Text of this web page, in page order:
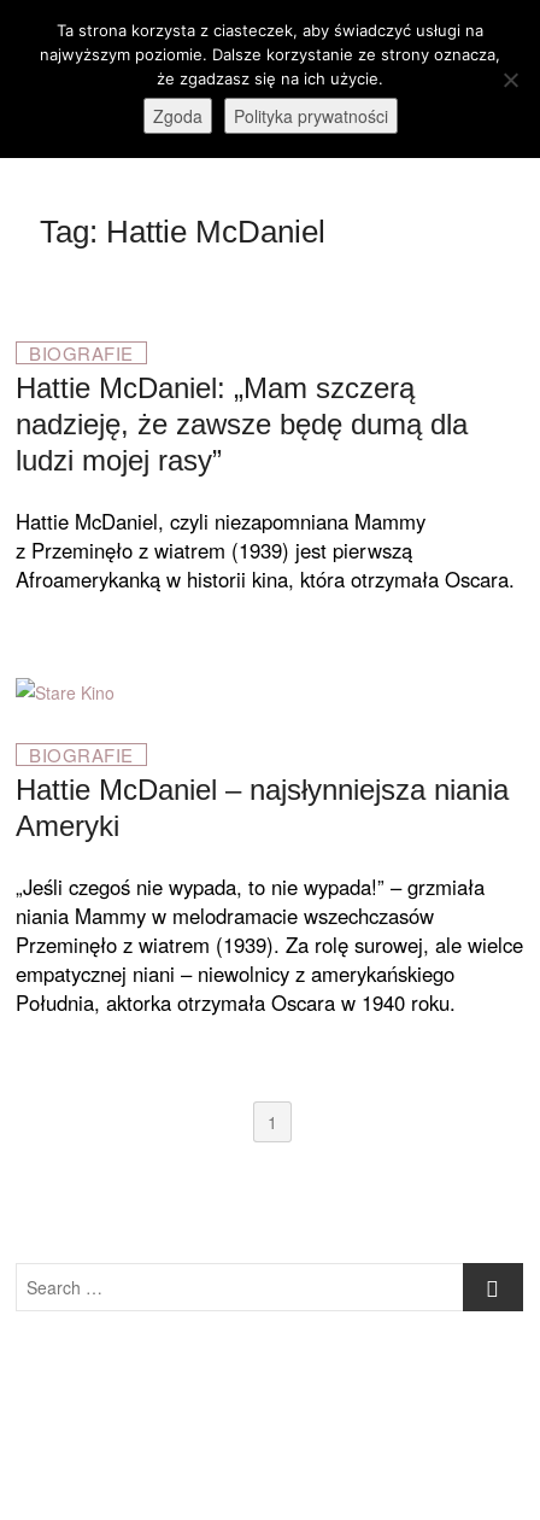
Otwórz pasek narzędzi
stare-kino.pl
ZAPRASZAMY
M
e
B
Tag: Hattie McDaniel
BIOGRAFIE
Hattie McDaniel: „Mam szczerą
nadzieję, że zawsze będę dumą dla
ludzi mojej rasy”
Hattie McDaniel, czyli niezapomniana Mammy
z Przeminęło z wiatrem (1939) jest pierwszą
Afroamerykanką w historii kina, która otrzymała Oscara.
BIOGRAFIE
Hattie McDaniel – najsłynniejsza niania
Ameryki
„Jeśli czegoś nie wypada, to nie wypada!” – grzmiała
niania Mammy w melodramacie wszechczasów
Przeminęło z wiatrem (1939). Za rolę surowej, ale wielce
empatycznej niani – niewolnicy z amerykańskiego
Południa, aktorka otrzymała Oscara w 1940 roku.
1
Search
…
Ta strona korzysta z ciasteczek, aby świadczyć usługi na
najwyższym poziomie. Dalsze korzystanie ze strony oznacza,
że zgadzasz się na ich użycie.
Zgoda Polityka prywatności